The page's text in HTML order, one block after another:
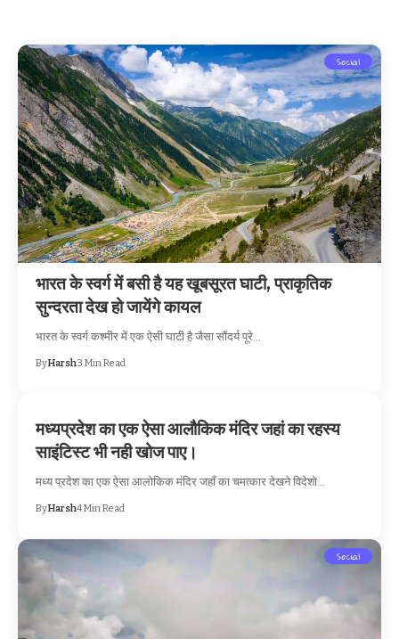
Social
भारत के स्वर्ग में बसी है यह खूबसूरत घाटी, प्राकृतिक
सुन्दरता देख हो जायेंगे कायल
भारत के स्वर्ग कश्मीर में एक ऐसी घाटी है जैसा सौंदर्य पूरे…
ByHarsh3 Min Read
मध्यप्रदेश का एक ऐसा आलौकिक मंदिर जहां का रहस्य
साइंटिस्ट भी नही खोज पाए।
मध्य प्रदेश का एक ऐसा आलोकिक मंदिर जहाँ का चमत्कार देखने विदेशो…
ByHarsh4 Min Read
Social